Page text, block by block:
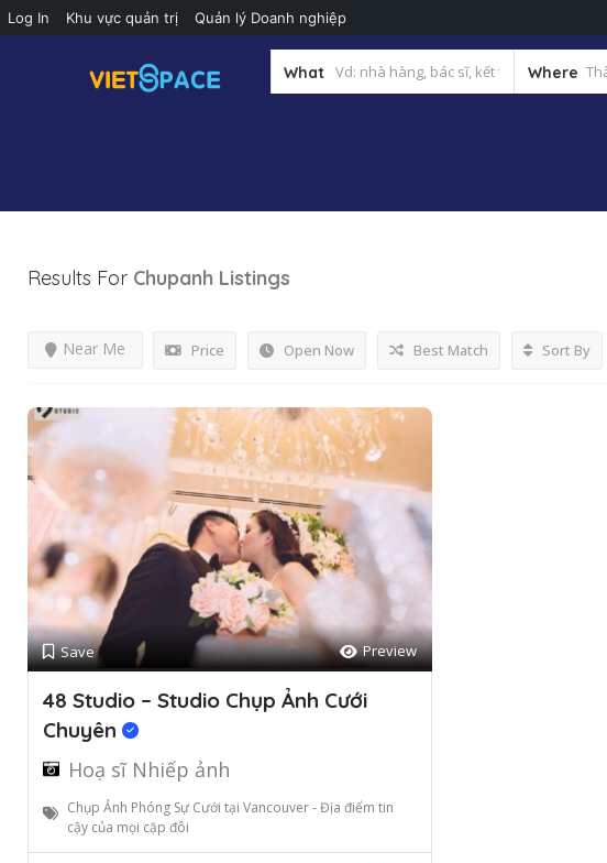
Log In Khu vực quản trị Quản lý Doanh nghiệp
What Where
Results For Chupanh Listings
Price Open Now
Near Me Best Match Sort By
Save Preview
48 Studio – Studio Chụp Ảnh Cưới
Chuyên
Hoạ sĩ Nhiếp ảnh
Chụp Ảnh Phóng Sự Cưới tại Vancouver - Địa điểm tin
cậy của mọi cặp đôi